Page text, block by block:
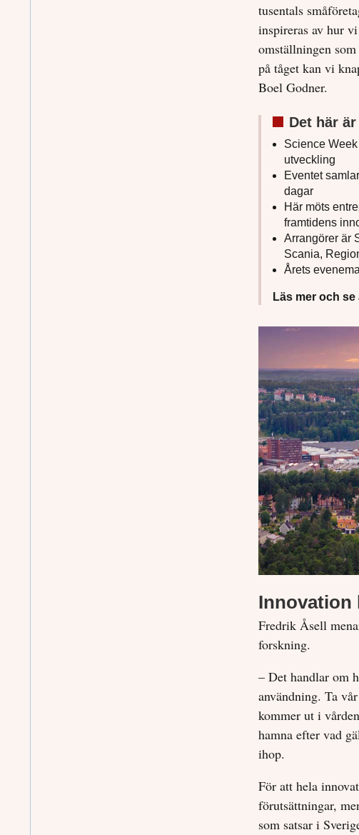
tusentals
inspireras av hur
omställningen
på tåget kan vi
Boel Godner.
Det här
Science
utveckling
Eventet
dagar
Här möts
framtidens
Arrangörer är
Scania,
Årets
Läs mer och
Innovation
Fredrik Åsell
forskning.
– Det handlar om
användning. Ta
kommer ut i
hamna efter vad
ihop.
För att hela
förutsättningar,
som satsar i